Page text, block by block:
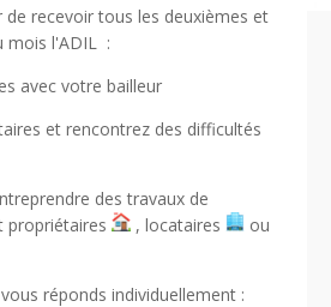
de recevoir tous les deuxièmes et
mois l'ADIL :
avec votre bailleur
et rencontrez des difficultés
des travaux de
propriétaires
, locataires
ou
vous réponds individuellement :